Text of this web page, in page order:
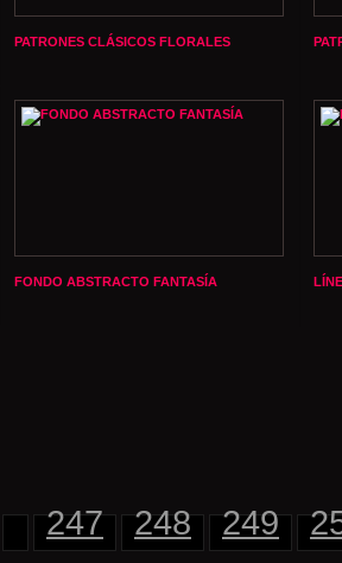
PATRONES CLÁSICOS FLORALES
FONDO ABSTRACTO FANTASÍA
247 248 249